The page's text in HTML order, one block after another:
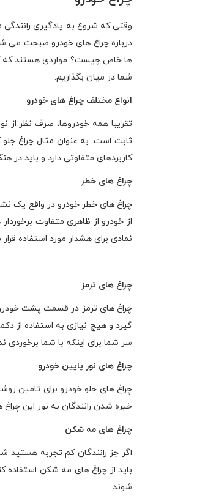
وقتی که شروع به یادگیری رانندگی
درباره چراغ های خودرو صبحت می
ها خاص چیست؟ مواردی هستند که
شما در میان بگذاریم.
انواع مختلف چراغ های خودرو
تقریبا همه خودروها، صرف نظر از
ثابت است. به عنوان مثال چراغ
کاربردهای متفاوتی دارد و باید در
چراغ های خطر
چراغ های خطر خودرو در واقع یک
از خودرو از ظاهری متفاوت
نمادی برای هشدار مورد استفاده
چراغ های ترمز
چراغ های ترمز در قسمت پشت
گیرد و هیچ نیازی به استفاده از
سر شما برای اینکه با شما
چراغ های نور پایین خودرو
چراغ های جلو خودرو برای تامین
خیره شدن رانندگان به نور این چراغ
چراغ های مه شکن
اگر جز رانندگان کم تجربه هستید
شوند.